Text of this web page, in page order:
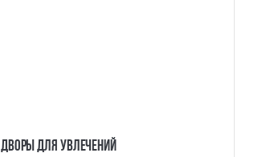
Дворы для увлечений